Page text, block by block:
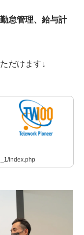
怠管理、給与計
だけます↓
index.php